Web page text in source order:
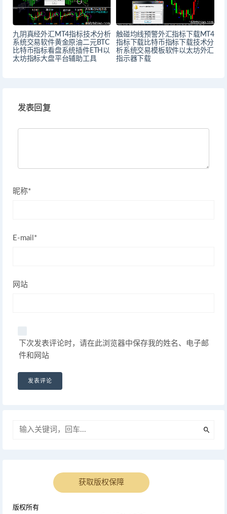
九阴真经外汇MT4指标技术分析
系统交易软件黄金原油二元BTC
比特币指标看盘系统插件ETH以
太坊指标大盘平台辅助工具
触碰均线预警外汇指标下载MT4
指标下载比特币指标下载技术分
析系统交易模板软件以太坊外汇
指示器下载
发表回复
昵称*
E-mail*
网站
下次发表评论时，请在此浏览器中保存我的姓名、电子邮
件和网站
获取版权保障
版权所有